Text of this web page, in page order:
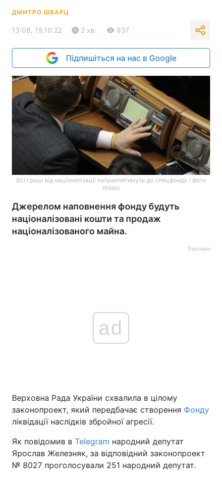
ДМИТРО ШВАРЦ
13:08, 19.10.22 2 хв. 937
Підпишіться на нас в Google
Всі гроші від націоналізації направлятимуть до спецфонду / фото
УНІАН
Джерелом наповнення фонду будуть
націоналізовані кошти та продаж
націоналізованого майна.
Реклама
ad
Верховна Рада України схвалила в цілому
законопроект, який передбачає створення Фонду
ліквідації наслідків збройної агресії.
Як повідомив в Telegram народний депутат
Ярослав Железняк, за відповідний законопроект
№ 8027 проголосували 251 народний депутат.